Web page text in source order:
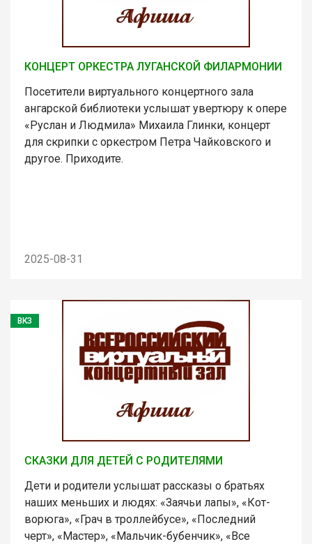
КОНЦЕРТ ОРКЕСТРА ЛУГАНСКОЙ ФИЛАРМОНИИ
Посетители виртуального концертного зала
ангарской библиотеки услышат увертюру к опере
«Руслан и Людмила» Михаила Глинки, концерт
для скрипки с оркестром Петра Чайковского и
другое. Приходите.
2025-08-31
ВКЗ
СКАЗКИ ДЛЯ ДЕТЕЙ С РОДИТЕЛЯМИ
Дети и родители услышат рассказы о братьях
наших меньших и людях: «Заячьи лапы», «Кот-
ворюга», «Грач в троллейбусе», «Последний
черт», «Мастер», «Мальчик-бубенчик», «Все